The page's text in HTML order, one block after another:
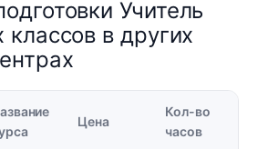
Учитель
в других
Цена
Кол-во
часов